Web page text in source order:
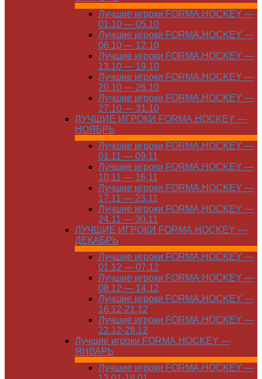
Лучшие игроки FORMA.HOCKEY —
01.10 — 05.10
Лучшие игроки FORMA.HOCKEY —
06.10 — 12.10
Лучшие игроки FORMA.HOCKEY —
13.10 — 19.10
Лучшие игроки FORMA.HOCKEY —
20.10 — 26.10
Лучшие игроки FORMA.HOCKEY —
27.10 — 31.10
ЛУЧШИЕ ИГРОКИ FORMA.HOCKEY —
НОЯБРЬ
Лучшие игроки FORMA.HOCKEY —
01.11 — 09.11
Лучшие игроки FORMA.HOCKEY —
10.11 — 16.11
Лучшие игроки FORMA.HOCKEY —
17.11 — 23.11
Лучшие игроки FORMA.HOCKEY —
24.11 — 30.11
ЛУЧШИЕ ИГРОКИ FORMA.HOCKEY —
ДЕКАБРЬ
Лучшие игроки FORMA.HOCKEY —
01.12 — 07.12
Лучшие игроки FORMA.HOCKEY —
08.12 — 14.12
Лучшие игроки FORMA.HOCKEY —
16.12-21.12
Лучшие игроки FORMA.HOCKEY —
22.12-28.12
Лучшие игроки FORMA.HOCKEY —
ЯНВАРЬ
Лучшие игроки FORMA.HOCKEY —